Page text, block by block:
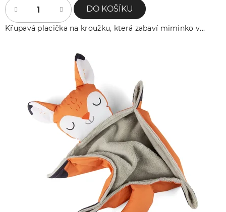
DO KOŠÍKU
Křupavá placička na kroužku, která zabaví miminko v...